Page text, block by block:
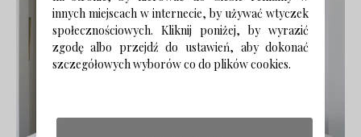
innych miejscach w internecie, by używać wtyczek
społecznościowych. Kliknij poniżej, by wyrazić
zgodę albo przejdź do ustawień, aby dokonać
szczegółowych wyborów co do plików cookies.